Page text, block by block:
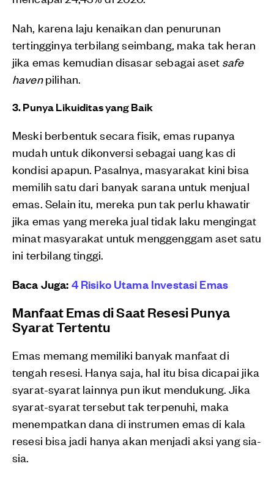
Nah, karena laju kenaikan dan penurunan
tertingginya terbilang seimbang, maka tak heran
jika emas kemudian disasar sebagai aset safe
havenpilihan.
3. Punya Likuiditas yang Baik
Meski berbentuk secara fisik, emas rupanya
mudah untuk dikonversi sebagai uang kas di
kondisi apapun. Pasalnya, masyarakat kini bisa
memilih satu dari banyak sarana untuk menjual
emas. Selain itu, mereka pun tak perlu khawatir
jika emas yang mereka jual tidak laku mengingat
minat masyarakat untuk menggenggam aset satu
ini terbilang tinggi.
Baca Juga:4 Risiko Utama Investasi Emas
Manfaat Emas di Saat Resesi Punya
Syarat Tertentu
Emas memang memiliki banyak manfaat di
tengah resesi. Hanya saja, hal itu bisa dicapai jika
syarat-syarat lainnya pun ikut mendukung. Jika
syarat-syarat tersebut tak terpenuhi, maka
menempatkan dana di instrumen emas di kala
resesi bisa jadi hanya akan menjadi aksi yang sia-
sia.